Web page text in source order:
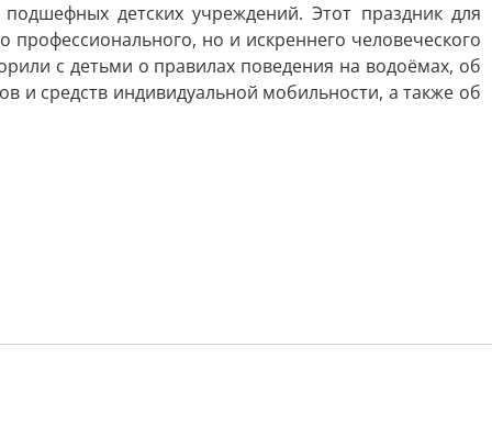
детских учреждений. Этот праздник для
но и искреннего человеческого
с детьми о правилах поведения на водоёмах, об
и средств индивидуальной мобильности, а также об